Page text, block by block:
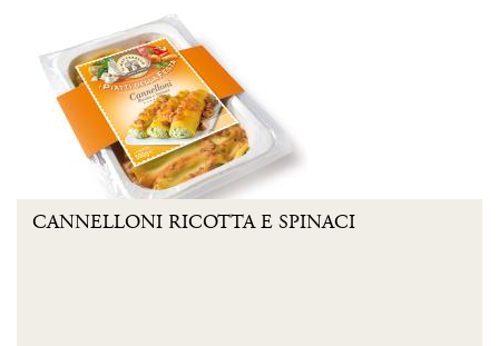
CANNELLONI RICOTTA E SPINACI